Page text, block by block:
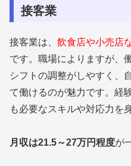
接客業
接客業は、 飲食店や小売店
です。職場によりますが、
シフトの調整がしやすく、
て働けるのが魅力です。経
も必要なスキルや対応力を
月収は21.5～27万円程度が